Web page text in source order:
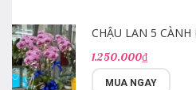
CHẬU LAN 5
1.250.000₫
MUA NGAY